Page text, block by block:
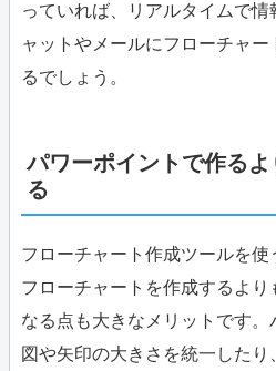
っていれば、リアルタイムで
ャットやメールにフローチャ
るでしょう。
パワーポイントで作る
る
フローチャート作成ツールを
フローチャートを作成するよ
なる点も大きなメリットです。
図や矢印の大きさを統一した